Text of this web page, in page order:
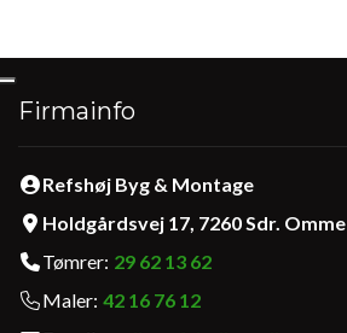
Firmainfo
Refshøj Byg & Montage
Holdgårdsvej 17, 7260 Sdr. Omme
Tømrer: 29 62 13 62
Maler: 42 16 76 12